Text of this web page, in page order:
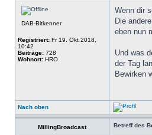
DAB-Bitkenner
Registriert: Fr 19. Okt 2018,
10:42
Beiträge: 728
Wohnort: HRO
Wenn dir
Die
eben nun
Und was
der Tag
Bewirken
Nach oben
MillingBroadcast Betreff des